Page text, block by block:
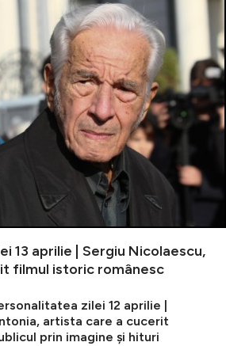
13 aprilie | Sergiu Nicolaescu,
filmul istoric românesc
zilei 12 aprilie |
artista care a cucerit
prin imagine și hituri